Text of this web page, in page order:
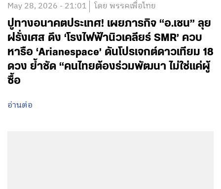
May 28, 2026 - 21:01 โดย พรรคเพื่อไทย
ปูทางอนาคตประเทศ! เผยภารกิจ “อ.เชน” ลุย
ฝรั่งเศส ดึง ‘โรงไฟฟ้านิวเคลียร์ SMR’ ควบ
หารือ ‘Arianespace’ ดันโปรเจกต์ดาวเทียม 18
ดวง ย้ำชัด “คนไทยต้องร่วมพัฒนา ไม่ใช่แค่ผู้
ซื้อ
อ่านต่อ